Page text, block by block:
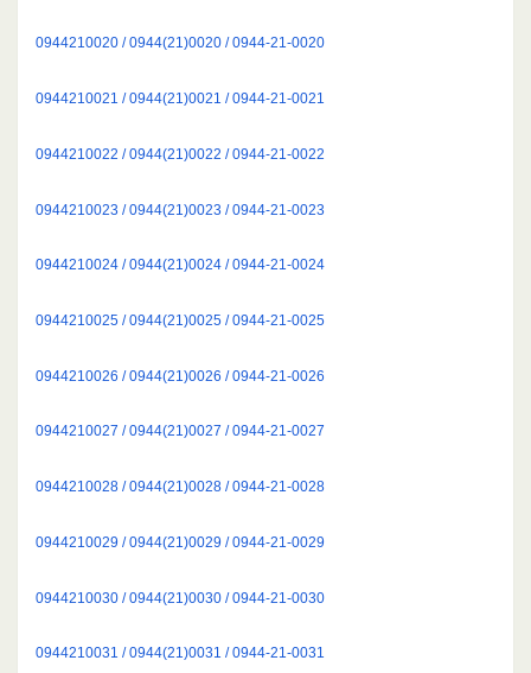
0944210020 / 0944(21)0020 / 0944-21-0020
0944210021 / 0944(21)0021 / 0944-21-0021
0944210022 / 0944(21)0022 / 0944-21-0022
0944210023 / 0944(21)0023 / 0944-21-0023
0944210024 / 0944(21)0024 / 0944-21-0024
0944210025 / 0944(21)0025 / 0944-21-0025
0944210026 / 0944(21)0026 / 0944-21-0026
0944210027 / 0944(21)0027 / 0944-21-0027
0944210028 / 0944(21)0028 / 0944-21-0028
0944210029 / 0944(21)0029 / 0944-21-0029
0944210030 / 0944(21)0030 / 0944-21-0030
0944210031 / 0944(21)0031 / 0944-21-0031